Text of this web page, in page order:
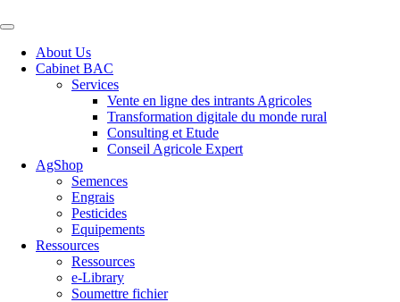
About Us
Cabinet BAC
Services
Vente en ligne des intrants Agricoles
Transformation digitale du monde rural
Consulting et Etude
Conseil Agricole Expert
AgShop
Semences
Engrais
Pesticides
Equipements
Ressources
Ressources
e-Library
Soumettre fichier